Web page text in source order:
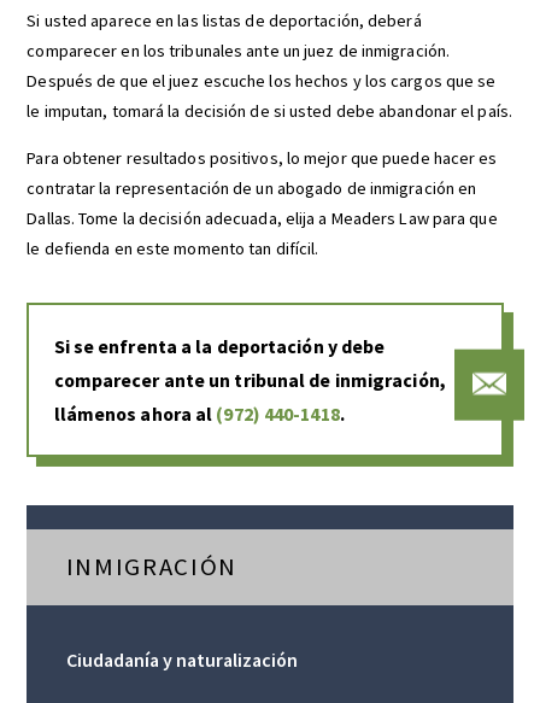
Si usted aparece en las listas de deportación, deberá
comparecer en los tribunales ante un juez de inmigración.
Después de que el juez escuche los hechos y los cargos que se
le imputan, tomará la decisión de si usted debe abandonar el país.
Para obtener resultados positivos, lo mejor que puede hacer es
contratar la representación de un abogado de inmigración en
Dallas. Tome la decisión adecuada, elija a Meaders Law para que
le defienda en este momento tan difícil.
Si se enfrenta a la deportación y debe
comparecer ante un tribunal de inmigración,
llámenos ahora al (972) 440-1418.
INMIGRACIÓN
Ciudadanía y naturalización